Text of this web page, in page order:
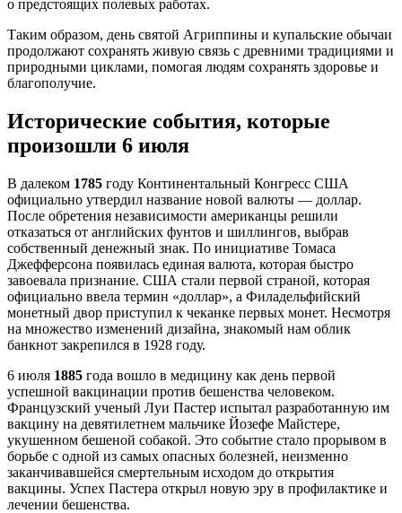
о предстоящих полевых работах.
Таким образом, день святой Агриппины и купальские обычаи
продолжают сохранять живую связь с древними традициями и
природными циклами, помогая людям сохранять здоровье и
благополучие.
Исторические события, которые
произошли 6 июля
В далеком 1785 году Континентальный Конгресс США
официально утвердил название новой валюты — доллар.
После обретения независимости американцы решили
отказаться от английских фунтов и шиллингов, выбрав
собственный денежный знак. По инициативе Томаса
Джефферсона появилась единая валюта, которая быстро
завоевала признание. США стали первой страной, которая
официально ввела термин «доллар», а Филадельфийский
монетный двор приступил к чеканке первых монет. Несмотря
на множество изменений дизайна, знакомый нам облик
банкнот закрепился в 1928 году.
6 июля 1885 года вошло в медицину как день первой
успешной вакцинации против бешенства человеком.
Французский ученый Луи Пастер испытал разработанную им
вакцину на девятилетнем мальчике Йозефе Майстере,
укушенном бешеной собакой. Это событие стало прорывом в
борьбе с одной из самых опасных болезней, неизменно
заканчивавшейся смертельным исходом до открытия
вакцины. Успех Пастера открыл новую эру в профилактике и
лечении бешенства.